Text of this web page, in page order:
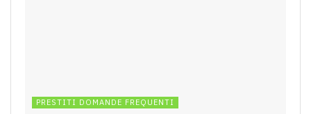
PRESTITI DOMANDE FREQUENTI